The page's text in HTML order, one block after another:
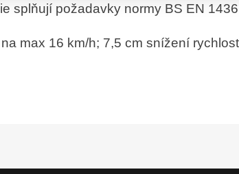
splňují požadavky normy BS EN
max 16 km/h; 7,5 cm snížení